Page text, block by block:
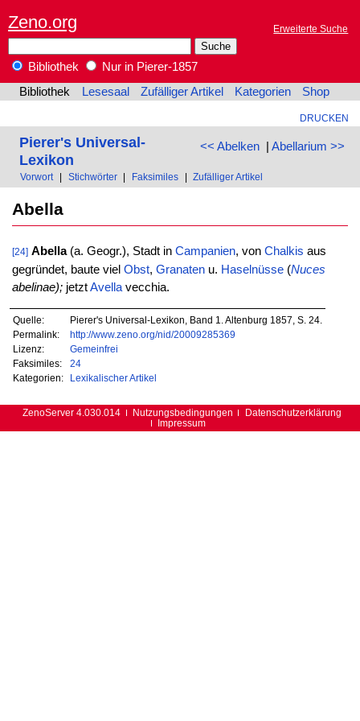
Zeno.org Erweiterte Suche
Bibliothek
Nur in Pierer-1857
Bibliothek
Lesesaal Zufälliger Artikel Kategorien Shop
DRUCKEN
<< Abelken| Abellarium >>
Pierer's Universal-
Lexikon
Vorwort Stichwörter Faksimiles Zufälliger Artikel
Abella
[24] Abella(a. Geogr.), Stadt in Campanien, von Chalkis aus
gegründet, baute viel Obst, Granatenu. Haselnüsse(Nuces
abelinae);jetztAvellavecchia.
Quelle:
Pierer's Universal-Lexikon, Band 1. Altenburg 1857, S. 24.
Permalink:
http://www.zeno.org/nid/20009285369
Lizenz:
Gemeinfrei
Faksimiles:
24
Kategorien:
Lexikalischer Artikel
ZenoServer 4.030.014 Nutzungsbedingungen
Datenschutzerklärung
Impressum